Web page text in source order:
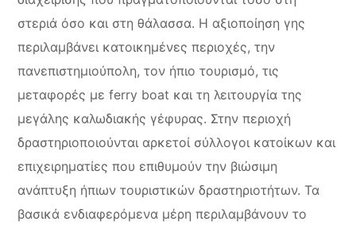
στεριά όσο και στη θάλασσα. Η αξιοποίηση γης
περιλαμβάνει κατοικημένες περιοχές, την
πανεπιστημιούπολη, τον ήπιο τουρισμό, τις
μεταφορές με ferry boat και τη λειτουργία της
μεγάλης καλωδιακής γέφυρας. Στην περιοχή
δραστηριοποιούνται αρκετοί σύλλογοι κατοίκων και
επιχειρηματίες που επιθυμούν την βιώσιμη
ανάπτυξη ήπιων τουριστικών δραστηριοτήτων. Τα
βασικά ενδιαφερόμενα μέρη περιλαμβάνουν το